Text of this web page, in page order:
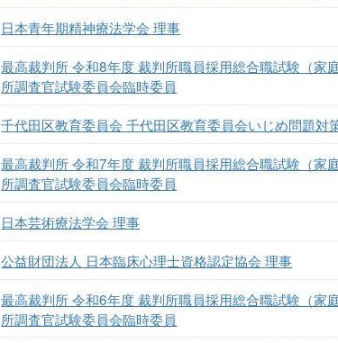
日本青年期精神療法学会 理事
最高裁判所 令和8年度 裁判所職員採用総合職試験（家
所調査官試験委員会臨時委員
千代田区教育委員会 千代田区教育委員会いじめ問題対
最高裁判所 令和7年度 裁判所職員採用総合職試験（家
所調査官試験委員会臨時委員
日本芸術療法学会 理事
公益財団法人 日本臨床心理士資格認定協会 理事
最高裁判所 令和6年度 裁判所職員採用総合職試験（家
所調査官試験委員会臨時委員